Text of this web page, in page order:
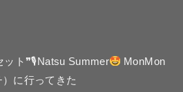
ット❞🎙Natsu Summer
MonMon
）に行ってきた